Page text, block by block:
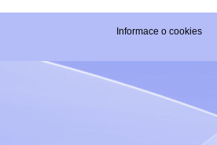
Informace o cookies